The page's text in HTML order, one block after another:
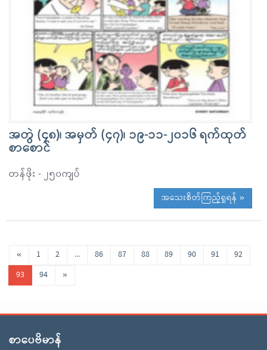
အတွဲ (၄၈)၊ အမှတ် (၄၇)၊ ၁၉-၁၁-၂၀၁၆ ရက်ထုတ်
စာစောင်
တန်ဖိုး - ၂၅၀ကျပ်
အသေးစိတ်ကြည့်ရှုရန် »
« 1 2 ... 86 87 88 89 90 91
92
93
94 »
စာပေဗိမာန်